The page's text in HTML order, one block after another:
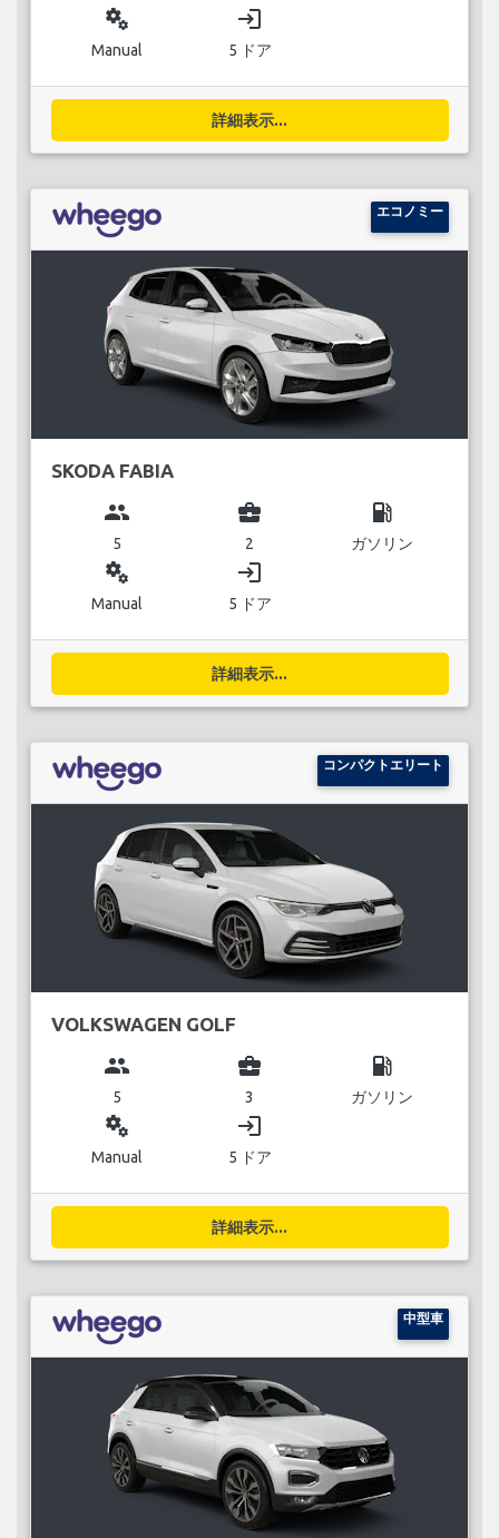
miscellaneous_services
Manual
login
5 ドア
詳細表示...
エコノミー
SKODA FABIA
group
5
business_center
2
local_gas_station
ガソリン
miscellaneous_services
Manual
login
5 ドア
詳細表示...
コンパクトエリート
VOLKSWAGEN GOLF
group
5
business_center
3
local_gas_station
ガソリン
miscellaneous_services
Manual
login
5 ドア
詳細表示...
中型車